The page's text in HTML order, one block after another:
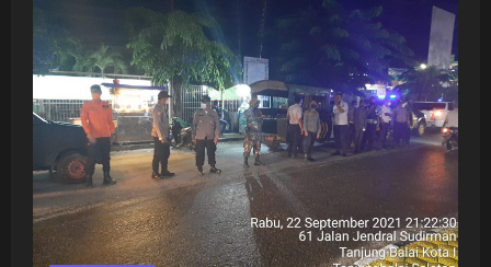
YUSTISI
PENEGAKAN
DISIPLIN
PROTOKOL
KESEHATAN
BERSAMA
POLRES
TANJUNGBALAI
DALAM
RANGKA
PENCEGAHAN
PENYEBARAN
COVID
19
DI
KOTA
TANJUNGBALAI